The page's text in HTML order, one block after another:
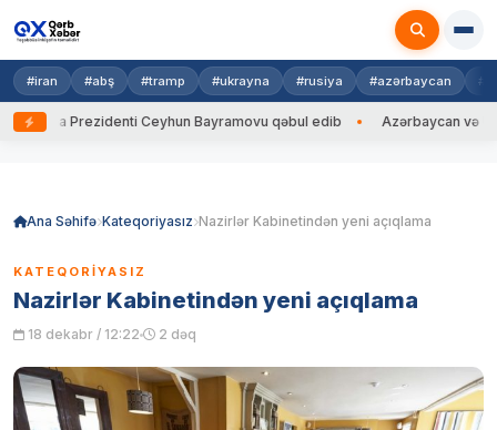
#iran #abş #tramp #ukrayna #rusiya #azərbaycan
Prezidenti Ceyhun Bayramovu qəbul edib Azərbaycan və
Ana Səhifə Kateqoriyasız Nazirlər Kabinetindən yeni açıqlama
KATEQORIYASIZ
Nazirlər Kabinetindən yeni açıqlama
18 dekabr / 12:22 2 dəq